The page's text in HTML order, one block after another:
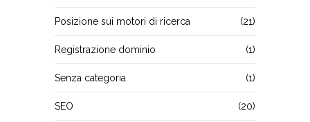
Posizione sui motori di ricerca (21)
Registrazione dominio (1)
Senza categoria (1)
SEO (20)